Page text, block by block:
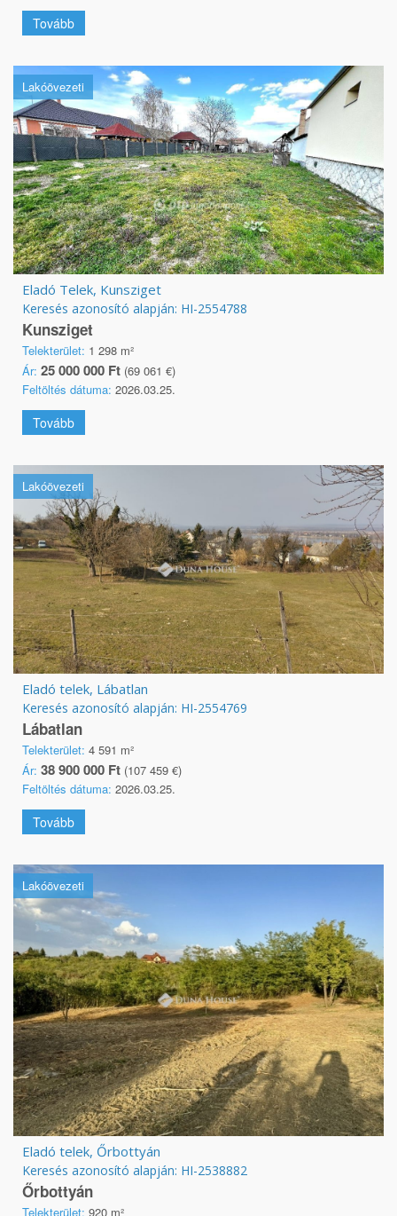
Tovább
Lakóövezeti
Eladó Telek, Kunsziget
Keresés azonosító alapján: HI-2554788
Kunsziget
Telekterület: 1 298 m²
Ár: 25 000 000 Ft (69 061 €)
Feltöltés dátuma: 2026.03.25.
Tovább
Lakóövezeti
Eladó telek, Lábatlan
Keresés azonosító alapján: HI-2554769
Lábatlan
Telekterület: 4 591 m²
Ár: 38 900 000 Ft (107 459 €)
Feltöltés dátuma: 2026.03.25.
Tovább
Lakóövezeti
Eladó telek, Őrbottyán
Keresés azonosító alapján: HI-2538882
Őrbottyán
Telekterület: 920 m²